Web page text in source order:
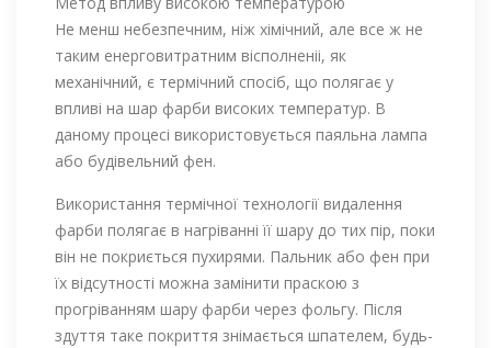
Не менш небезпечним, ніж хімічний, але все ж не
таким енерговитратним вісполненіі, як
механічний, є термічний спосіб, що полягає у
впливі на шар фарби високих температур. В
даному процесі використовується паяльна лампа
або будівельний фен.
Використання термічної технології видалення
фарби полягає в нагріванні її шару до тих пір, поки
він не покриється пухирями. Пальник або фен при
їх відсутності можна замінити праскою з
прогріванням шару фарби через фольгу. Після
здуття таке покриття знімається шпателем, будь-